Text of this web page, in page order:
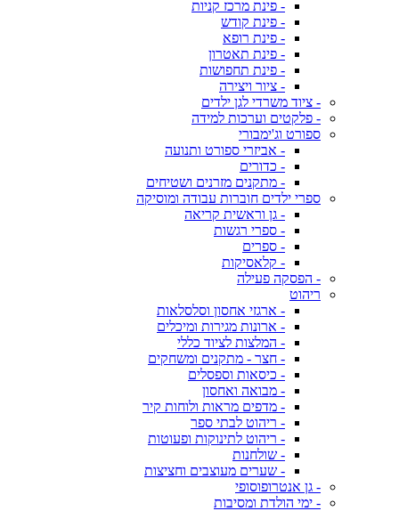
- פינת מרכז קניות
- פינת קודש
- פינת רופא
- פינת תאטרון
- פינת תחפושות
- ציור ויצירה
- ציוד משרדי לגן ילדים
- פלקטים וערכות למידה
ספורט וג'ימבורי
- אביזרי ספורט ותנועה
- כדורים
- מתקנים מזרנים ושטיחים
ספרי ילדים חוברות עבודה ומוסיקה
- גן וראשית קריאה
- ספרי רגשות
- ספרים
- קלאסיקות
- הפסקה פעילה
ריהוט
- ארגזי אחסון וסלסלאות
- ארונות מגירות ומיכלים
- המלצות לציוד כללי
- חצר - מתקנים ומשחקים
- כיסאות וספסלים
- מבואה ואחסון
- מדפים מראות ולוחות קיר
- ריהוט לבתי ספר
- ריהוט לתינוקות ופעוטות
- שולחנות
- שערים מעוצבים וחציצות
- גן אנטרופוסופי
- ימי הולדת ומסיבות